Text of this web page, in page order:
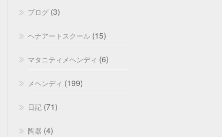
ブログ (3)
ヘナアートスクール (15)
マタニティメヘンディ (6)
メヘンディ (199)
日記 (71)
陶器 (4)